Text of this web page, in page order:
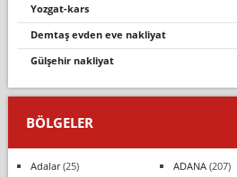
yozgat-kars
demtaş evden eve nakliyat
gülşehi̇r nakli̇yat
BÖLGELER
Adalar(25) ADANA(207)